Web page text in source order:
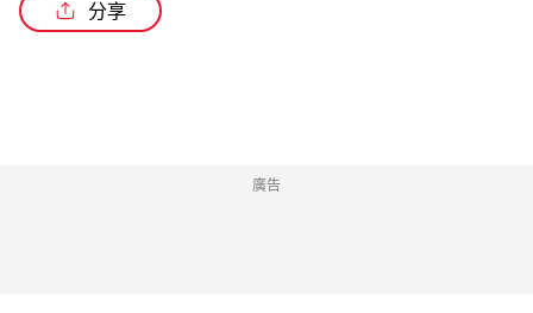
分享
廣告